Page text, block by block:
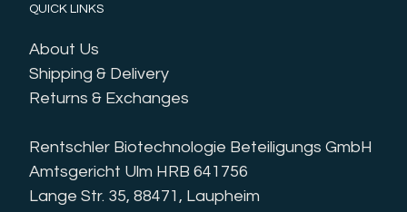
QUICK LINKS
About Us
Shipping & Delivery
Returns & Exchanges
Rentschler Biotechnologie Beteiligungs GmbH
Amtsgericht Ulm HRB 641756
Lange Str. 35, 88471, Laupheim